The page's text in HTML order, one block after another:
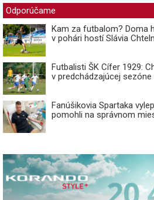
Odporúčame
Kam za futbalom? Doma
v pohári hostí Slávia
Futbalisti ŠK Cífer 1929:
v predchádzajúcej sezóne
Fanúšikovia Spartaka
pomohli na správnom